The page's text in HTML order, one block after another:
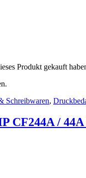
Produkt gekauft
Schreibwaren,
CF244A /